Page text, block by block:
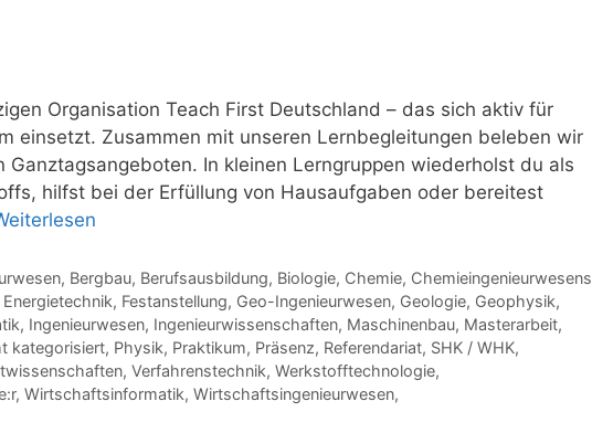
Organisation Teach First Deutschland – das sich aktiv für
einsetzt. Zusammen mit unseren Lernbegleitungen beleben wir
In kleinen Lerngruppen wiederholst du als
hilfst bei der Erfüllung von Hausaufgaben oder bereitest
, Bergbau, Berufsausbildung, Biologie, Chemie, Chemieingenieurwesens
Energietechnik, Festanstellung, Geo-Ingenieurwesen, Geologie, Geophysik,
, Ingenieurwesen, Ingenieurwissenschaften, Maschinenbau, Masterarbeit,
kategorisiert, Physik, Praktikum, Präsenz, Referendariat, SHK / WHK,
, Verfahrenstechnik, Werkstofftechnologie,
, Wirtschaftsinformatik, Wirtschaftsingenieurwesen,